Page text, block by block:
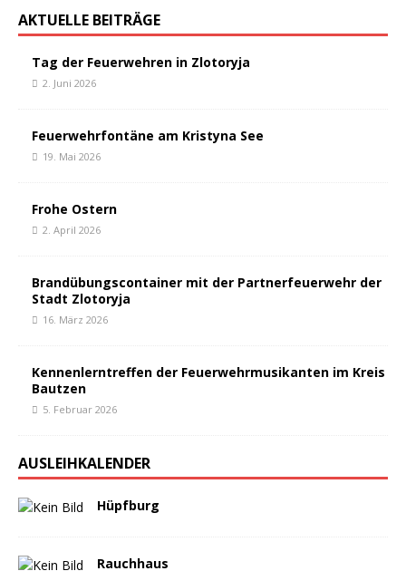
AKTUELLE BEITRÄGE
Tag der Feuerwehren in Zlotoryja
2. Juni 2026
Feuerwehrfontäne am Kristyna See
19. Mai 2026
Frohe Ostern
2. April 2026
Brandübungscontainer mit der Partnerfeuerwehr der
Stadt Zlotoryja
16. März 2026
Kennenlerntreffen der Feuerwehrmusikanten im Kreis
Bautzen
5. Februar 2026
AUSLEIHKALENDER
Hüpfburg
Rauchhaus